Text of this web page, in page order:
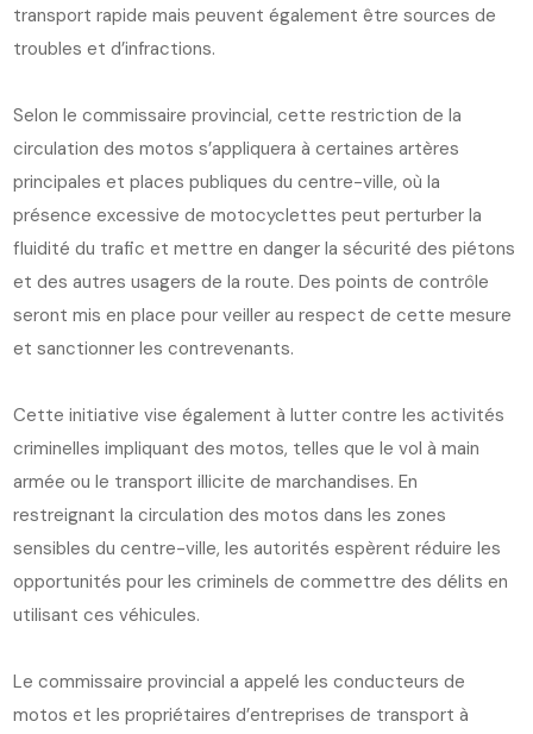
transport rapide mais peuvent également être sources de
troubles et d’infractions.
Selon le commissaire provincial, cette restriction de la
circulation des motos s’appliquera à certaines artères
principales et places publiques du centre-ville, où la
présence excessive de motocyclettes peut perturber la
fluidité du trafic et mettre en danger la sécurité des piétons
et des autres usagers de la route. Des points de contrôle
seront mis en place pour veiller au respect de cette mesure
et sanctionner les contrevenants.
Cette initiative vise également à lutter contre les activités
criminelles impliquant des motos, telles que le vol à main
armée ou le transport illicite de marchandises. En
restreignant la circulation des motos dans les zones
sensibles du centre-ville, les autorités espèrent réduire les
opportunités pour les criminels de commettre des délits en
utilisant ces véhicules.
Le commissaire provincial a appelé les conducteurs de
motos et les propriétaires d’entreprises de transport à